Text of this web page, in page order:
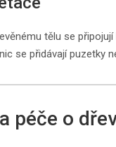
tělu se
se přidávají puzetky
péče o